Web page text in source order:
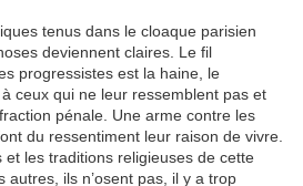
tenus dans le cloaque parisien
deviennent claires. Le fil
progressistes est la haine, le
ceux qui ne leur ressemblent pas et
pénale. Une arme contre les
du ressentiment leur raison de vivre.
et les traditions religieuses de cette
autres, ils n’osent pas, il y a trop